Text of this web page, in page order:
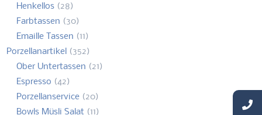
Henkellos (28)
Farbtassen (30)
Emaille Tassen (11)
Porzellanartikel (352)
Ober Untertassen (21)
Espresso (42)
Porzellanservice (20)
Bowls Müsli Salat (11)